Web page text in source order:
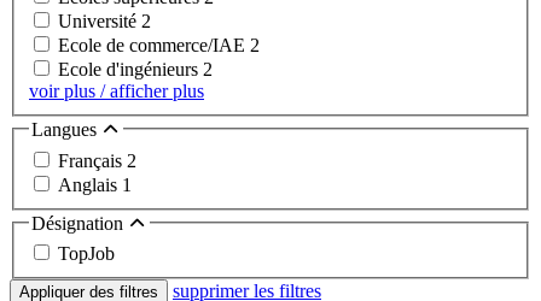
Université 2
Ecole de commerce/IAE 2
Ecole d'ingénieurs 2
voir plus / afficher plus
Langues
Français 2
Anglais 1
Désignation
TopJob
Appliquer des filtres supprimer les filtres